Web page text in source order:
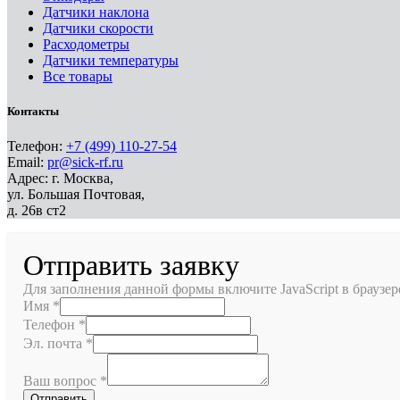
Датчики наклона
Датчики скорости
Расходометры
Датчики температуры
Все товары
Контакты
Телефон: +7 (499) 110-27-54
Email: pr@sick-rf.ru
Адрес: г. Москва,
ул. Большая Почтовая,
д. 26в ст2
Отправить заявку
Для заполнения данной формы включите JavaScript в
Имя *
Телефон *
Эл. почта *
Ваш вопрос *